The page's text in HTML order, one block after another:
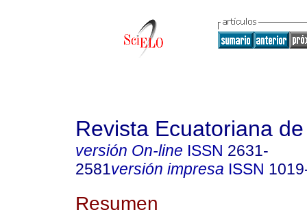
Revista Ecuatoriana
versión On-line ISSN 2631-
2581versión impresa ISSN
Resumen